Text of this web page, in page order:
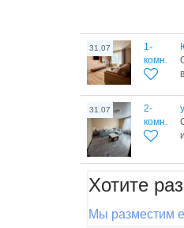
31.07
1-
комн.
31.07
2-
комн.
Хотите
Мы разместим